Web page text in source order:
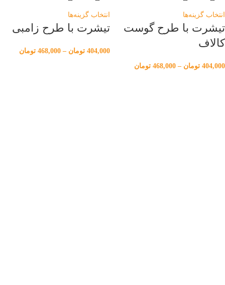
انتخاب گزینه‌ها
تیشرت با طرح گوست
کالاف
404,000 تومان –
468,000 تومان
انتخاب گزینه‌ها
تیشرت با طرح زامبی
404,000 تومان –
468,000 تومان